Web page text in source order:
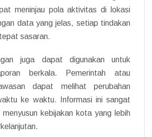
meninjau pola aktivitas di lokasi
data yang jelas, setiap tindakan
sasaran.
juga dapat digunakan untuk
berkala. Pemerintah atau
dapat melihat perubahan
ke waktu. Informasi ini sangat
menyusun kebijakan kota yang lebih